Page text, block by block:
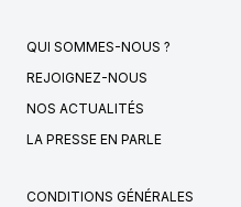
QUI SOMMES-NOUS ?
REJOIGNEZ-NOUS
NOS ACTUALITÉS
LA PRESSE EN PARLE
CONDITIONS GÉNÉRALES